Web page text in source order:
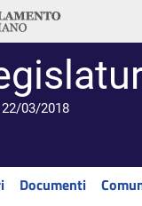
03/2018
Documenti